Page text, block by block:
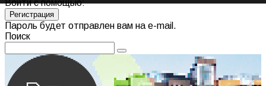
Войти с помощью:
Пароль будет отправлен вам на e-mail.
Поиск